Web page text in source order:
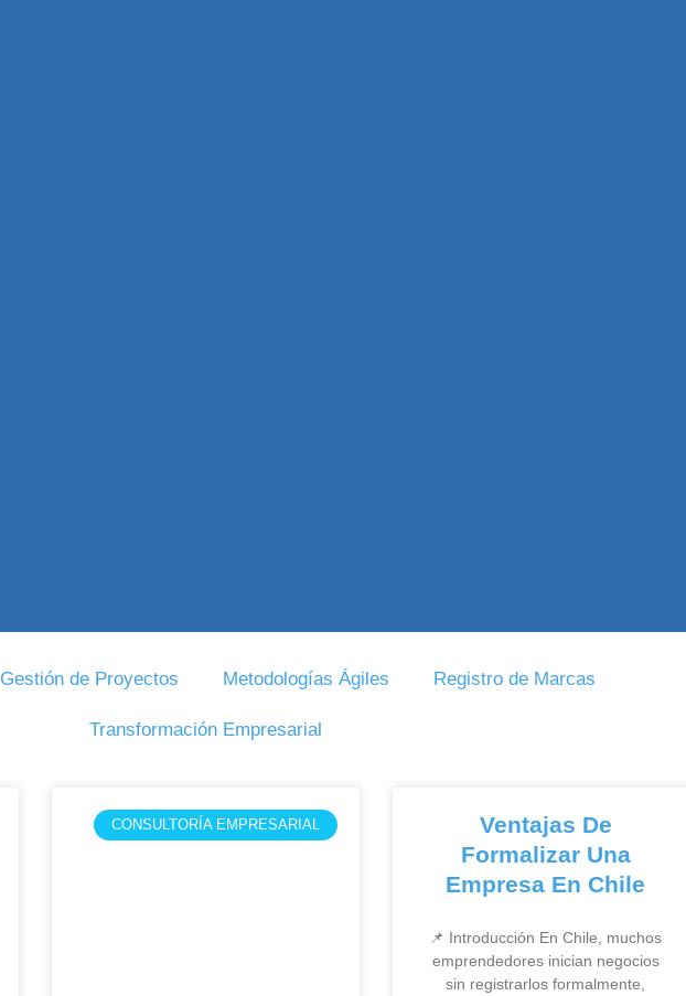
Gestión de Proyectos Metodologías Ágiles Registro de Marcas
Transformación Empresarial
CONSULTORÍA EMPRESARIAL
Ventajas De
Formalizar Una
Empresa En Chile
📌 Introducción En Chile, muchos
emprendedores inician negocios
sin registrarlos formalmente,